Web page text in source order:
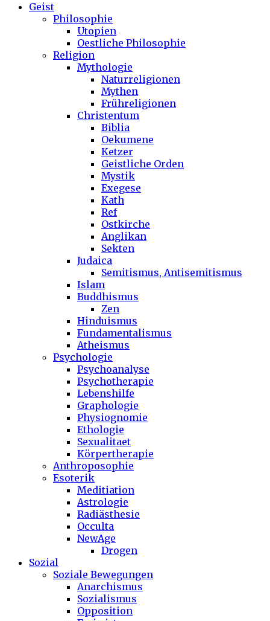
Geist
Philosophie
Utopien
Oestliche Philosophie
Religion
Mythologie
Naturreligionen
Mythen
Frühreligionen
Christentum
Biblia
Oekumene
Ketzer
Geistliche Orden
Mystik
Exegese
Kath
Ref
Ostkirche
Anglikan
Sekten
Judaica
Semitismus, Antisemitismus
Islam
Buddhismus
Zen
Hinduismus
Fundamentalismus
Atheismus
Psychologie
Psychoanalyse
Psychotherapie
Lebenshilfe
Graphologie
Physiognomie
Ethologie
Sexualitaet
Körpertherapie
Anthroposophie
Esoterik
Meditiation
Astrologie
Radiästhesie
Occulta
NewAge
Drogen
Sozial
Soziale Bewegungen
Anarchismus
Sozialismus
Opposition